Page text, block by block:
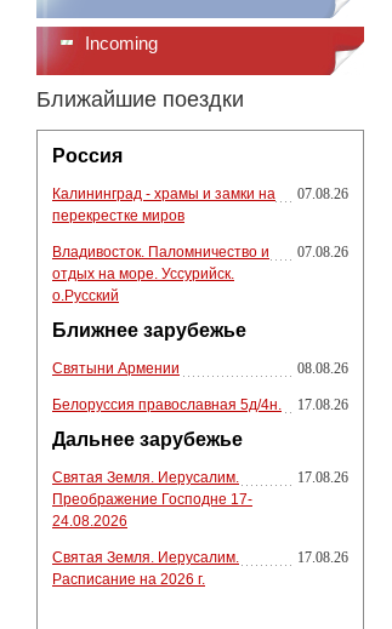
Incoming
Ближайшие поездки
Россия
Калининград - храмы и замки на
перекрестке миров
07.08.26
Владивосток. Паломничество и
отдых на море. Уссурийск.
о.Русский
07.08.26
Ближнее зарубежье
Святыни Армении 08.08.26
Белоруссия православная 5д/4н. 17.08.26
Дальнее зарубежье
Святая Земля. Иерусалим.
Преображение Господне 17-
24.08.2026
17.08.26
Святая Земля. Иерусалим.
Расписание на 2026 г.
17.08.26